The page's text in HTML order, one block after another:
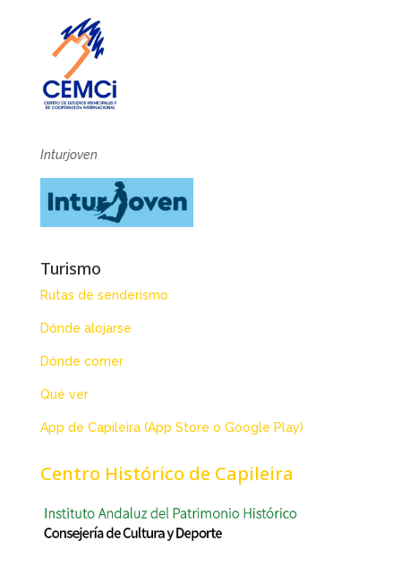
Inturjoven
Turismo
Rutas de senderismo
Dónde alojarse
Dónde comer
Qué ver
App de Capileira (App Store o Google Play)
Centro Histórico de Capileira